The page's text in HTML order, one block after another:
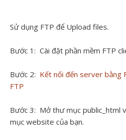
Sử dụng FTP để Upload files.
Bước 1: Cài đặt phần mềm FTP
Bước 2: Kết nối đến server bằng
FTP
Bước 3: Mở thư mục public_html
mục website của bạn.